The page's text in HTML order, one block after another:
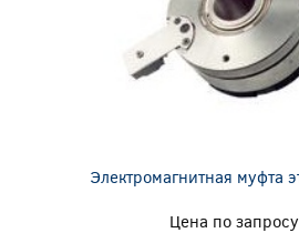
Электромагнитная муфта
Цена по запросу